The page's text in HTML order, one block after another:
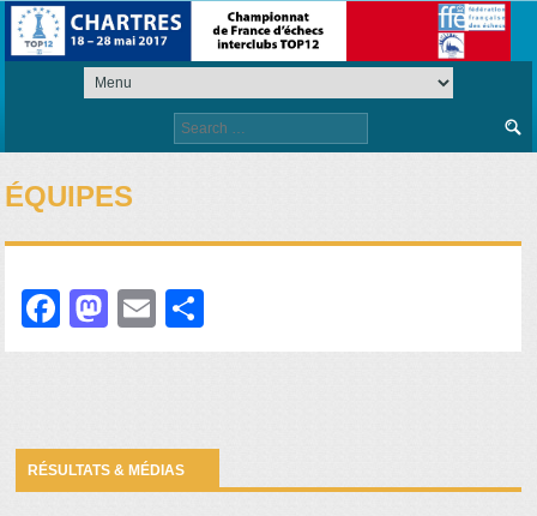
Search
for:
ÉQUIPES
FacebookMastodonEmail
RÉSULTATS & MÉDIAS